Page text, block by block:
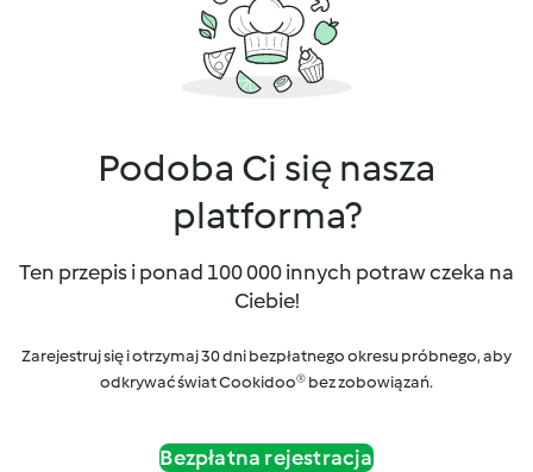
Podoba Ci się nasza
platforma?
Ten przepis i ponad 100 000 innych potraw czeka na
Ciebie!
Zarejestruj się i otrzymaj 30 dni bezpłatnego okresu próbnego, aby
odkrywać świat Cookidoo® bez zobowiązań.
Bezpłatna rejestracja